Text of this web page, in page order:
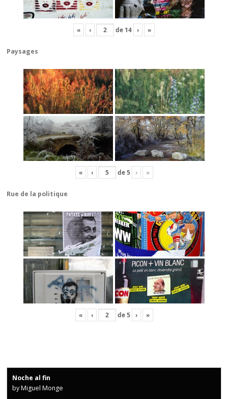
« ‹ de 14 › »
Paysages
« ‹ de5 › »
Rue de la politique
« ‹ de5 › »
Noche al fin
by Miguel Monge